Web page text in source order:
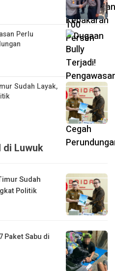
Perlu
Sudah Layak,
Luwuk
Sudah
Politik
Paket Sabu di